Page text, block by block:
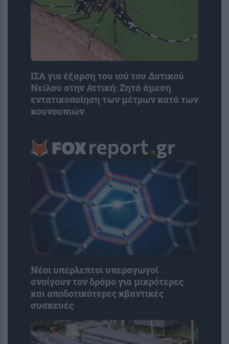
ΙΣΑ για έξαρση του ιού του Δυτικού
Νείλου στην Αττική: Ζητά άμεση
εντατικοποίηση των μέτρων κατά των
κουνουπιών
Νέοι υπέρλεπτοι υπεραγωγοί
ανοίγουν τον δρόμο για μικρότερες
και αποδοτικότερες κβαντικές
συσκευές